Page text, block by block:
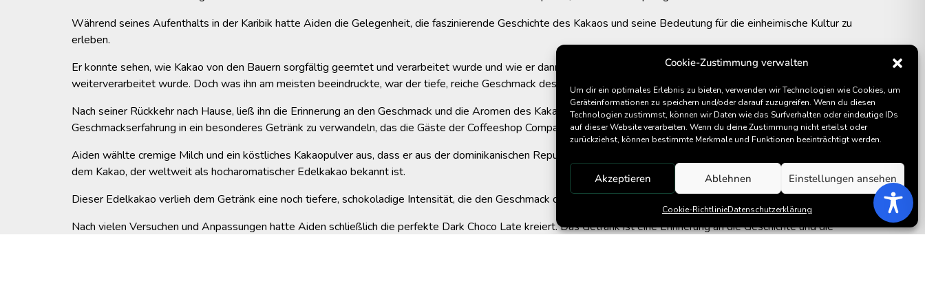
Cookie-Zustimmung verwalten
Um dir ein optimales Erlebnis zu bieten, verwenden wir Technologien wie Cookies, um
Geräteinformationen zu speichern und/oder darauf zuzugreifen. Wenn du diesen
Technologien zustimmst, können wir Daten wie das Surfverhalten oder eindeutige IDs
auf dieser Website verarbeiten. Wenn du deine Zustimmung nicht erteilst oder
zurückziehst, können bestimmte Merkmale und Funktionen beeinträchtigt werden.
Akzeptieren Ablehnen Einstellungen ansehen
Cookie-RichtlinieDatenschutzerklärung
Während seines Aufenthalts in der Karibik hatte Aiden die Gelegenheit, die faszinierende Geschichte des Kakaos und seine Bedeutung für die einheimische Kultur zu
erleben.
Er konnte sehen, wie Kakao von den Bauern sorgfältig geerntet und verarbeitet wurde und wie er dann zu einer Vielzahl von köstlichen Schokoladenprodukten
weiterverarbeitet wurde. Doch was ihn am meisten beeindruckte, war der tiefe, reiche Geschmack des frischen Kakaos, den er vor Ort probierte.
Nach seiner Rückkehr nach Hause, ließ ihn die Erinnerung an den Geschmack und die Aromen des Kakaos nicht los. Aiden fühlte sich inspiriert, diese einzigartige
Geschmackserfahrung in ein besonderes Getränk zu verwandeln, das die Gäste der Coffeeshop Company genießen könnten.
Aiden wählte cremige Milch und ein köstliches Kakaopulver aus, dass er aus der dominikanischen Republik mitgenommen hatte. Das Geheimnis bestand dabei in
dem Kakao, der weltweit als hocharomatischer Edelkakao bekannt ist.
Dieser Edelkakao verlieh dem Getränk eine noch tiefere, schokoladige Intensität, die den Geschmack des karibischen Kakaos exzellent einfing.
Nach vielen Versuchen und Anpassungen hatte Aiden schließlich die perfekte Dark Choco Late kreiert. Das Getränk ist eine Erinnerung an die Geschichte und die